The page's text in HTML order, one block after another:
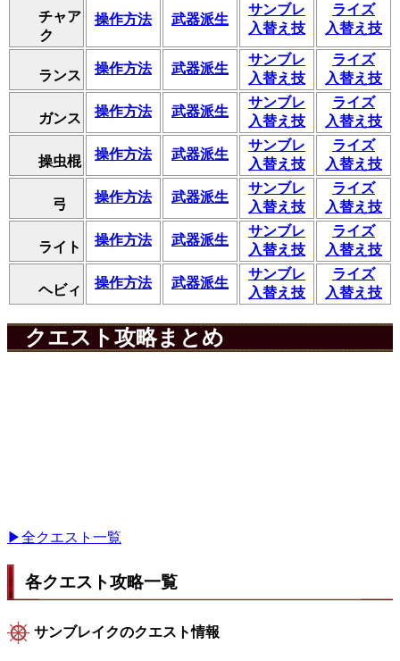
チャア
ク
操作方法 武器派生
サンブレ
入替え技
ライズ
入替え技
ランス 操作方法 武器派生
サンブレ
入替え技
ライズ
入替え技
ガンス 操作方法 武器派生
サンブレ
入替え技
ライズ
入替え技
操虫棍 操作方法 武器派生
サンブレ
入替え技
ライズ
入替え技
弓 操作方法 武器派生
サンブレ
入替え技
ライズ
入替え技
ライト 操作方法 武器派生
サンブレ
入替え技
ライズ
入替え技
ヘビィ 操作方法 武器派生
サンブレ
入替え技
ライズ
入替え技
クエスト攻略まとめ
▶全クエスト一覧
各クエスト攻略一覧
サンブレイクのクエスト情報